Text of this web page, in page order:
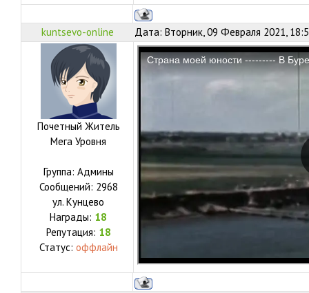
kuntsevo-online Дата: Вторник, 09 Февраля 2021,
Почетный Житель
Мега Уровня
Группа: Админы
Сообщений: 2968
ул. Кунцево
Награды: 18
Репутация: 18
Статус: оффлайн